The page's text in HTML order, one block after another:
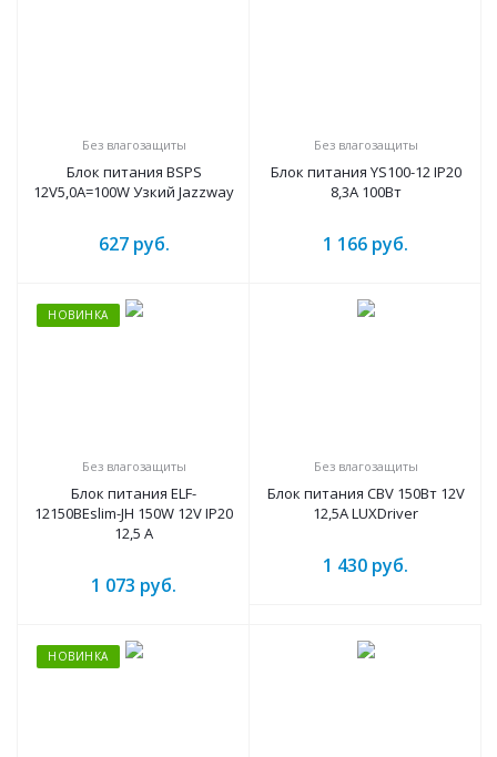
Без влагозащиты
Блок питания BSPS
12V5,0A=100W Узкий Jazzway
627руб.
Без влагозащиты
Блок питания YS100-12 IP20
8,3A 100Вт
1 166 руб.
НОВИНКА
Без влагозащиты
Блок питания ELF-
12150BEslim-JH 150W 12V IP20
12,5 A
1 073 руб.
Без влагозащиты
Блок питания CBV 150Вт 12V
12,5А LUXDriver
1 430 руб.
НОВИНКА